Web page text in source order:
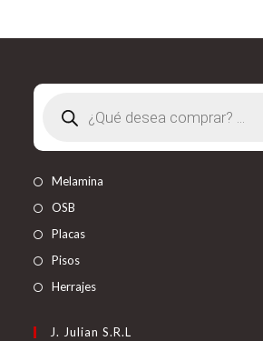
productos
Melamina
OSB
Placas
Pisos
Herrajes
J. Julian S.R.L